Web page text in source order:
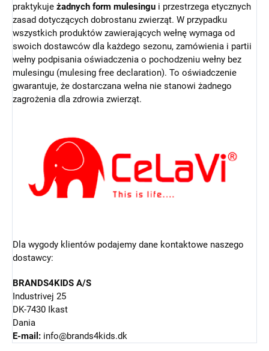
praktykuje żadnych form mulesingu i przestrzega etycznych
zasad dotyczących dobrostanu zwierząt. W przypadku
wszystkich produktów zawierających wełnę wymaga od
swoich dostawców dla każdego sezonu, zamówienia i partii
wełny podpisania oświadczenia o pochodzeniu wełny bez
mulesingu (mulesing free declaration). To oświadczenie
gwarantuje, że dostarczana wełna nie stanowi żadnego
zagrożenia dla zdrowia zwierząt.
Dla wygody klientów podajemy dane kontaktowe naszego
dostawcy:
BRANDS4KIDS A/S
Industrivej 25
DK-7430 Ikast
Dania
E-mail: info@brands4kids.dk